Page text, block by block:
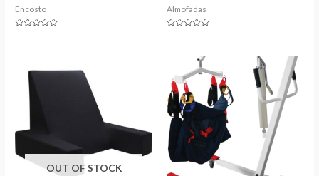
Encosto Almofadas
OUT OF STOCK